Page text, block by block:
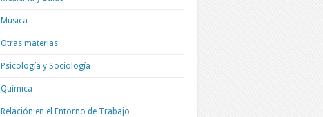
Música
Otras materias
Psicología y Sociología
Química
Relación en el Entorno de Trabajo